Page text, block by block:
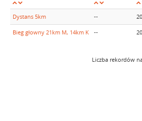
Dystans 5km --
Bieg głowny 21km M, 14km K --
Liczba rekordów